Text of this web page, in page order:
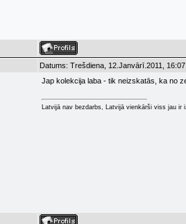
Datums: Trešdiena, 12.Janvārī.2011,
Jap kolekcija laba - tik neizskatās, ka no
Latvijā nav bezdarbs, Latvijā vienkārši viss jau ir